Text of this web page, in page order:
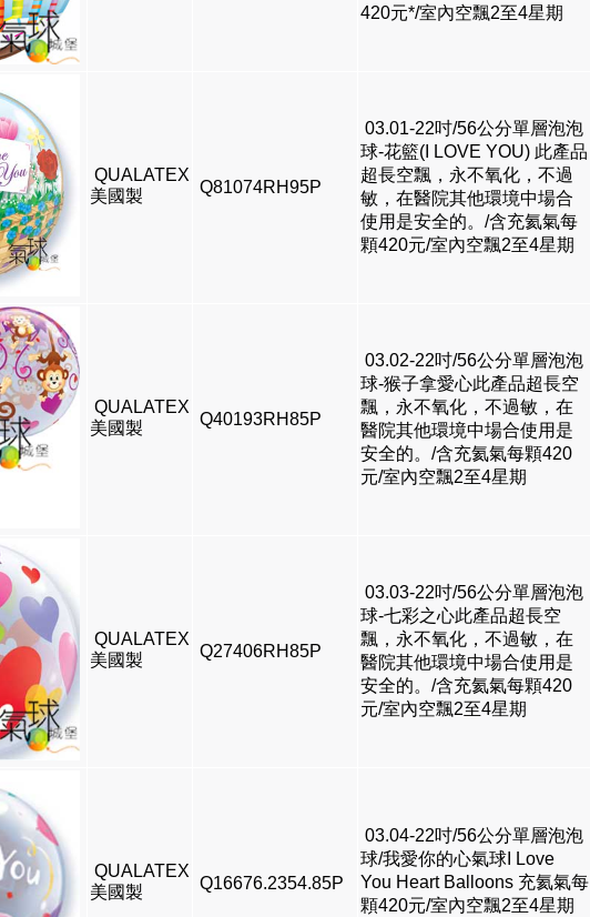
420元*/室內空飄2至4星期
QUALATEX
美國製
Q81074RH95P
03.01-22吋/56公分單層泡泡
球-花籃(I LOVE YOU) 此產品
超長空飄，永不氧化，不過
敏，在醫院其他環境中場合
使用是安全的。/含充氦氣每
顆420元/室內空飄2至4星期
QUALATEX
美國製
Q40193RH85P
03.02-22吋/56公分單層泡泡
球-猴子拿愛心此產品超長空
飄，永不氧化，不過敏，在
醫院其他環境中場合使用是
安全的。/含充氦氣每顆420
元/室內空飄2至4星期
QUALATEX
美國製
Q27406RH85P
03.03-22吋/56公分單層泡泡
球-七彩之心此產品超長空
飄，永不氧化，不過敏，在
醫院其他環境中場合使用是
安全的。/含充氦氣每顆420
元/室內空飄2至4星期
QUALATEX
美國製
Q16676.2354.85P
03.04-22吋/56公分單層泡泡
球/我愛你的心氣球I Love
You Heart Balloons 充氦氣每
顆420元/室內空飄2至4星期